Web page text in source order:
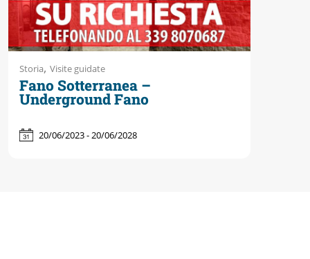
Storia, Visite guidate
Fano Sotterranea –
Underground Fano
20/06/2023 - 20/06/2028